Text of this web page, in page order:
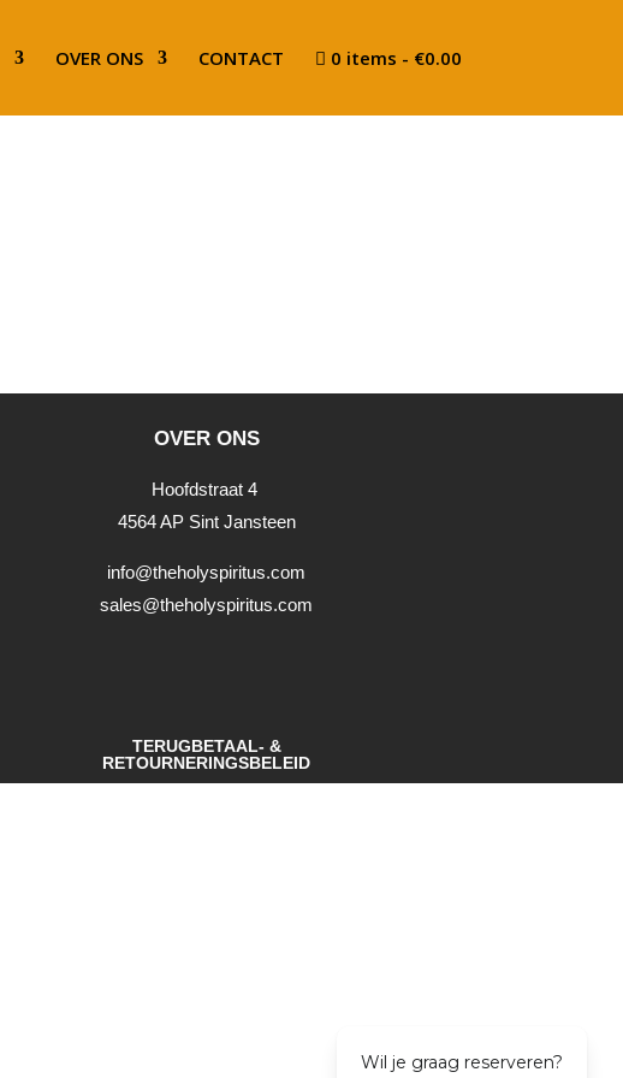
OVER ONS CONTACT 0 items €0.00
OVER ONS
Hoofdstraat 4
4564 AP Sint Jansteen
info@theholyspiritus.com
sales@theholyspiritus.com
TERUGBETAAL- &
RETOURNERINGSBELEID